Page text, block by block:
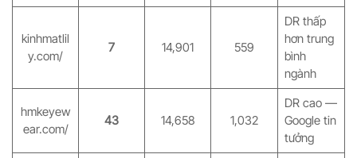
kinhmatlil
y.com/
7 14,901 559
DR thấp
hơn trung
bình
ngành
hmkeyew
ear.com/
43 14,658 1,032
DR cao —
Google tin
tưởng